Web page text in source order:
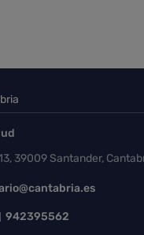
de
39009 Santander,
942395562